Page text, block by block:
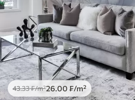
43.33₣/m²26 .00 ₣/m²